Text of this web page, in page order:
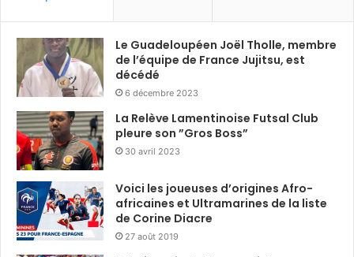
Le Guadeloupéen Joël Tholle, membre
de l’équipe de France Jujitsu, est
décédé
6 décembre 2023
La Relève Lamentinoise Futsal Club
pleure son ”Gros Boss”
30 avril 2023
Voici les joueuses d’origines Afro-
africaines et Ultramarines de la liste
de Corine Diacre
27 août 2019